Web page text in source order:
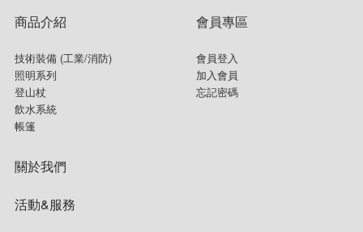
商品介紹
技術裝備 (工業/消防)
照明系列
登山杖
飲水系統
帳篷
會員專區
會員登入
加入會員
忘記密碼
關於我們
活動&服務